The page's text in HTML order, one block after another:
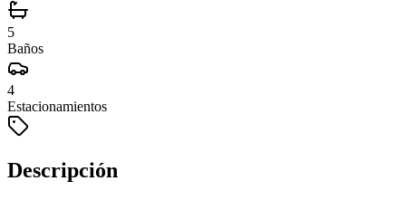
5
Baños
4
Estacionamientos
Descripción